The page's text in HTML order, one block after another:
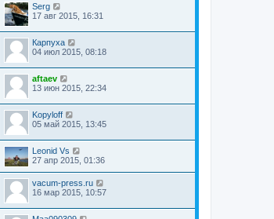
Serg
17 авг 2015, 16:31
Карпуха
04 июл 2015, 08:18
aftaev
13 июн 2015, 22:34
Kopyloff
05 май 2015, 13:45
Leonid Vs
27 апр 2015, 01:36
vacum-press.ru
16 мар 2015, 10:57